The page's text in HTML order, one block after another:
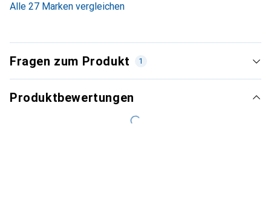
Alle 27 Marken vergleichen
Fragen zum Produkt 1
Produktbewertungen